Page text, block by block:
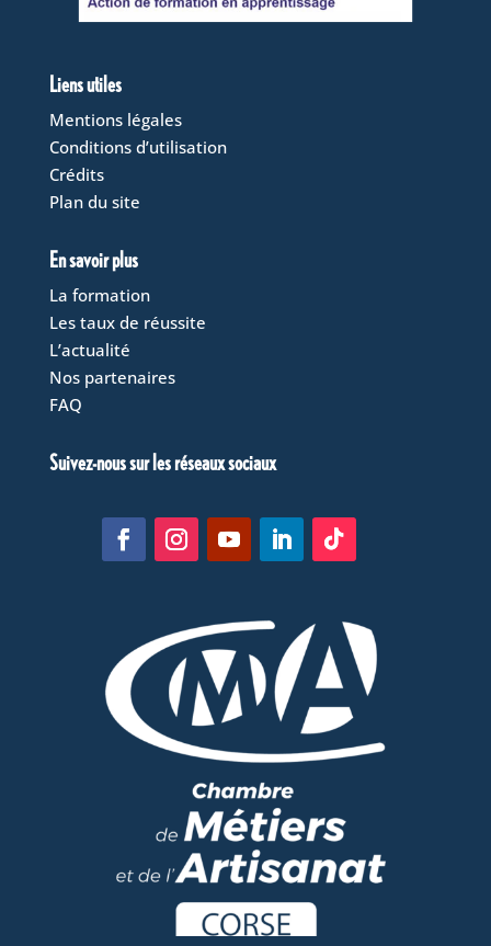
Liens utiles
Mentions légales
Conditions d’utilisation
Crédits
Plan du site
En savoir plus
La formation
Les taux de réussite
L’actualité
Nos partenaires
FAQ
Suivez-nous sur les réseaux sociaux